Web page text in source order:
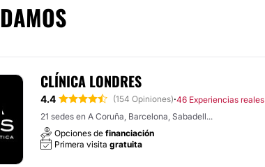
CLÍNICA LONDRES
4.4 (154 Opiniones)·46 Experiencias reales
21 sedes en A Coruña, Barcelona, Sabadell...
Opciones de financiación
Primera visita gratuita